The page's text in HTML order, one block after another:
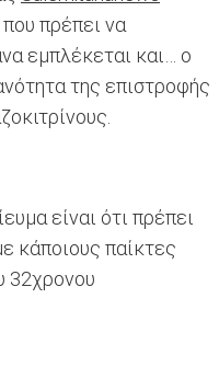
πρέπει να
εμπλέκεται και… ο
της επιστροφής
είναι ότι πρέπει
κάποιους παίκτες
32χρονου